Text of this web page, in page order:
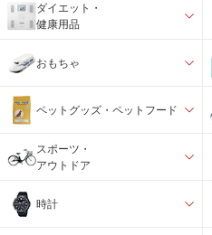
ダイエット・
健康用品
おもちゃ
ペットグッズ・ペットフード
スポーツ・
アウトドア
時計